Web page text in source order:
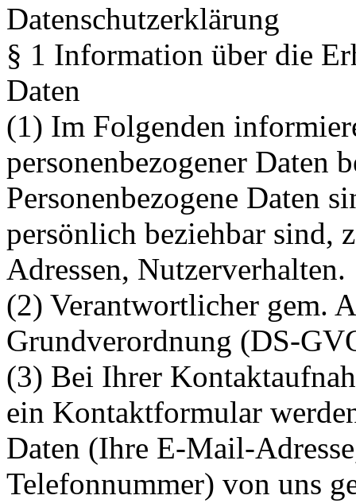
Datenschutzerklärung
§ 1 Information über die
Daten
(1) Im Folgenden
personenbezogener Daten
Personenbezogene Daten
persönlich beziehbar sind,
Adressen, Nutzerverhalten.
(2) Verantwortlicher gem.
Grundverordnung (DS-
(3) Bei Ihrer
ein Kontaktformular
Daten (Ihre E-Mail-
Telefonnummer) von uns